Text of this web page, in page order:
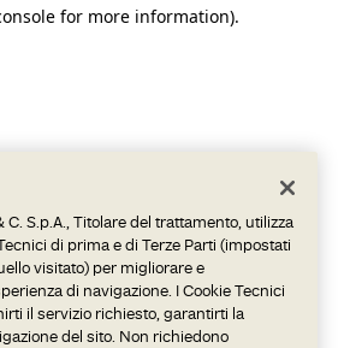
for more information).
C. S.p.A., Titolare del trattamento, utilizza
di prima e di Terze Parti (impostati
visitato) per migliorare e
di navigazione. I Cookie Tecnici
il servizio richiesto, garantirti la
del sito. Non richiedono